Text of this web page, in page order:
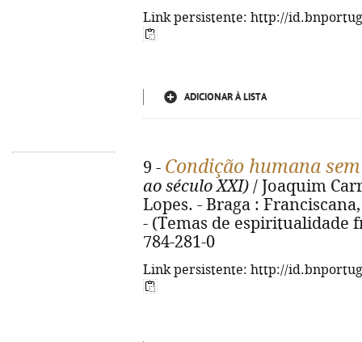
Link persistente: http://
ADICIONAR À LISTA
9 - Condição humana
ao século XXI) / Joaquim
Lopes. - Braga :
- (Temas de espiritualidade
784-281-0
Link persistente: http://